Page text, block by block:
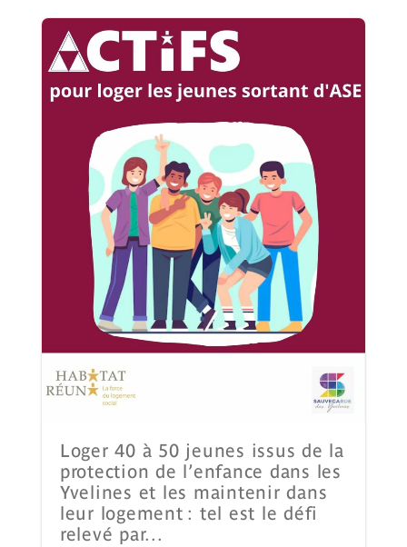
Loger 40 à 50 jeunes issus de la
protection de l’enfance dans les
Yvelines et les maintenir dans
leur logement : tel est le défi
relevé par...